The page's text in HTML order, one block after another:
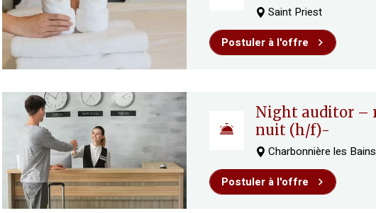
Saint Priest
Postuler à l'offre
night auditor – receptionniste de
nuit (h/f)-
Charbonnière les Bains
Postuler à l'offre